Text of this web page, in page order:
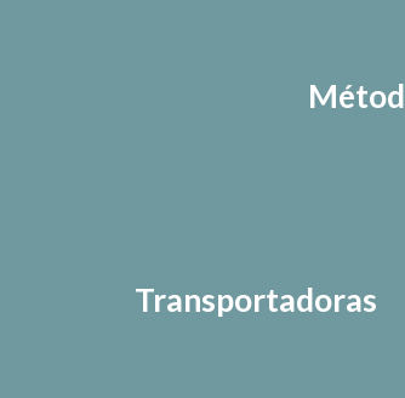
Transportadoras